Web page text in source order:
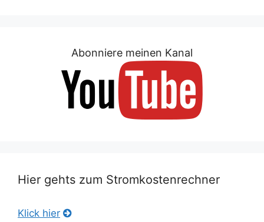
Abonniere meinen Kanal
Hier gehts zum Stromkostenrechner
Klick hier